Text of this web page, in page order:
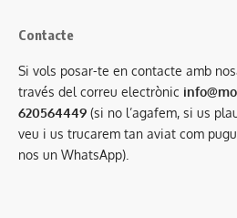
Contacte
Si vols posar-te en contacte amb
través del correu electrònic
620564449 (si no l’agafem, si us
veu i us trucarem tan aviat com
nos un WhatsApp).